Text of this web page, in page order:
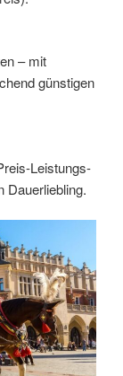
– mit
günstigen
Leistungs-
Dauerliebling.